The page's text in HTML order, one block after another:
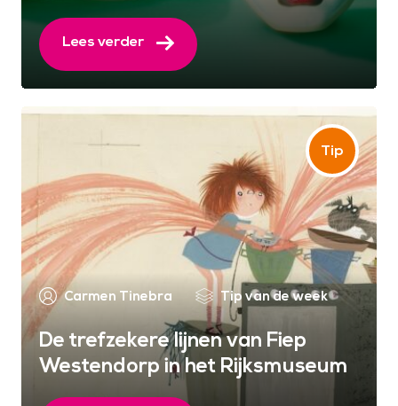
Lees verder
Carmen Tinebra Tip van de week
De trefzekere lijnen van Fiep
Westendorp in het Rijksmuseum